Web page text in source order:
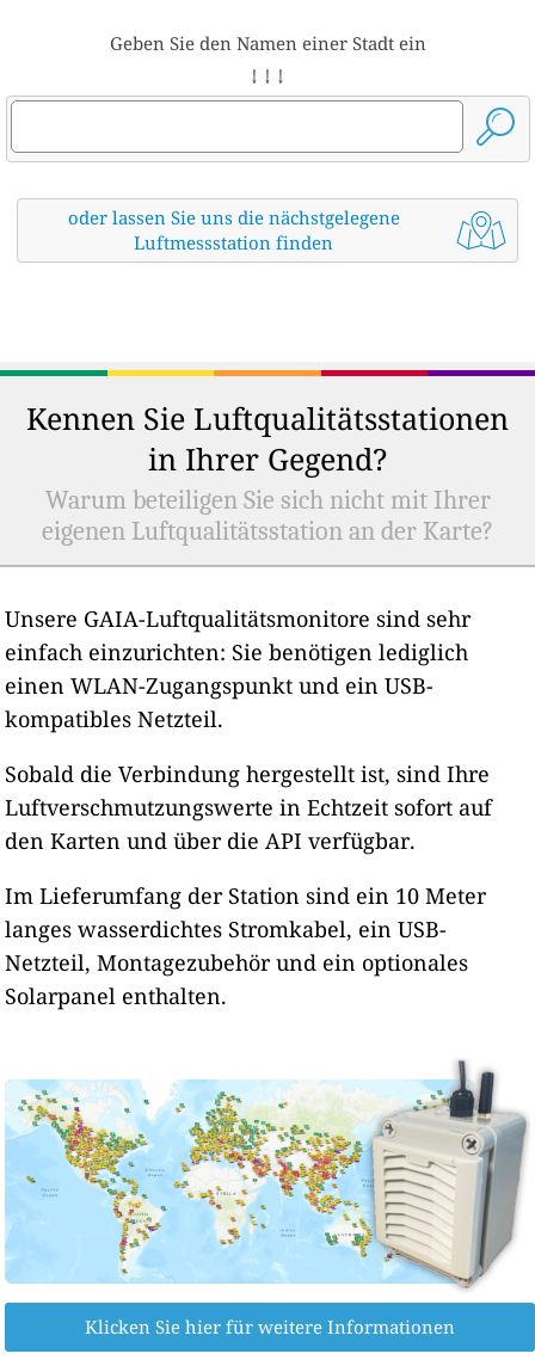
Geben Sie den Namen einer Stadt ein
↓ ↓ ↓
oder lassen Sie uns die nächstgelegene
Luftmessstation finden
Kennen Sie Luftqualitätsstationen
in Ihrer Gegend?
Warum beteiligen Sie sich nicht mit Ihrer
eigenen Luftqualitätsstation an der Karte?
Unsere GAIA-Luftqualitätsmonitore sind sehr
einfach einzurichten: Sie benötigen lediglich
einen WLAN-Zugangspunkt und ein USB-
kompatibles Netzteil.
Sobald die Verbindung hergestellt ist, sind Ihre
Luftverschmutzungswerte in Echtzeit sofort auf
den Karten und über die API verfügbar.
Im Lieferumfang der Station sind ein 10 Meter
langes wasserdichtes Stromkabel, ein USB-
Netzteil, Montagezubehör und ein optionales
Solarpanel enthalten.
Klicken Sie hier für weitere Informationen